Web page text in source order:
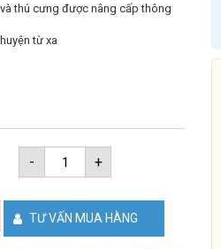
thú cưng được nâng cấp thông
từ xa
-
Camera
Wifi
iMOU
Dual
6MP
IPC-
+
TƯ VẤN MUA HÀNG